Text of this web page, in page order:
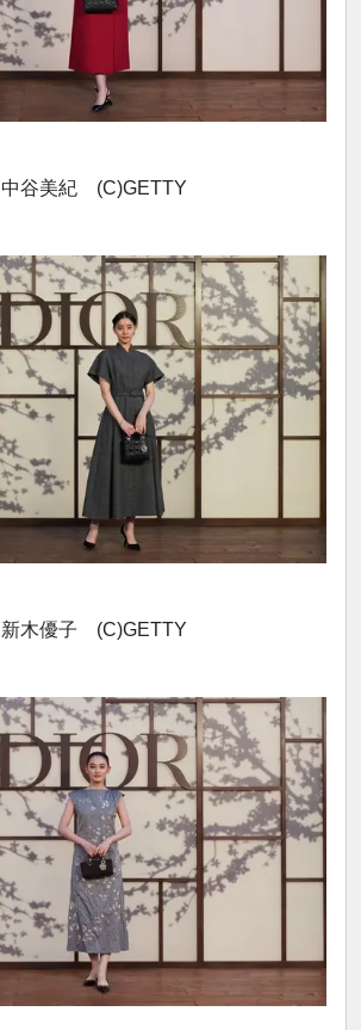
中谷美紀 (C)GETTY
新木優子 (C)GETTY